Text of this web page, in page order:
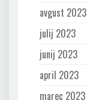
avgust 2023
julij 2023
junij 2023
april 2023
marec 2023